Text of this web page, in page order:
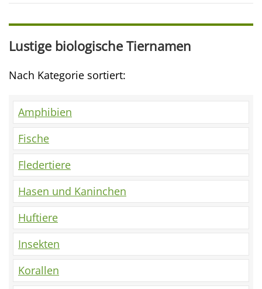
Lustige biologische Tiernamen
Nach Kategorie sortiert:
Amphibien
Fische
Fledertiere
Hasen und Kaninchen
Huftiere
Insekten
Korallen